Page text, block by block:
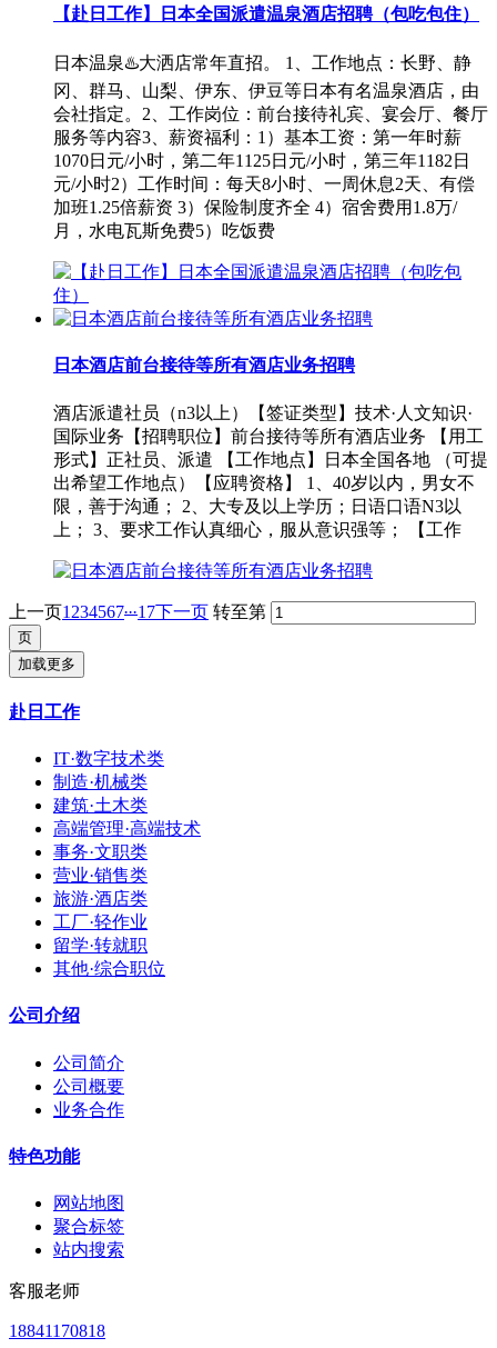
【赴日工作】日本全国派遣温泉酒店招聘（包吃包住）
日本温泉♨️大洒店常年直招。 1、工作地点：长野、静
冈、群马、山梨、伊东、伊豆等日本有名温泉酒店，由
会社指定。2、工作岗位：前台接待礼宾、宴会厅、餐厅
服务等内容3、薪资福利：1）基本工资：第一年时薪
1070日元/小时，第二年1125日元/小时，第三年1182日
元/小时2）工作时间：每天8小时、一周休息2天、有偿
加班1.25倍薪资 3）保险制度齐全 4）宿舍费用1.8万/
月，水电瓦斯免费5）吃饭费
日本酒店前台接待等所有酒店业务招聘
酒店派遣社员（n3以上）【签证类型】技术·人文知识·
国际业务【招聘职位】前台接待等所有酒店业务 【用工
形式】正社员、派遣 【工作地点】日本全国各地 （可提
出希望工作地点）【应聘资格】 1、40岁以内，男女不
限，善于沟通； 2、大专及以上学历；日语口语N3以
上； 3、要求工作认真细心，服从意识强等； 【工作
上一页1 234567...17下一页 转至第
加载更多
赴日工作
IT·数字技术类
制造·机械类
建筑·土木类
高端管理·高端技术
事务·文职类
营业·销售类
旅游·酒店类
工厂·轻作业
留学·转就职
其他·综合职位
公司介绍
公司简介
公司概要
业务合作
特色功能
网站地图
聚合标签
站内搜索
客服老师
18841170818